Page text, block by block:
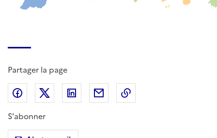
Partager la page
Partager sur Facebook
Partager sur X (anciennement Twitter)
Partager sur LinkedIn
Partager par email
S'abonner